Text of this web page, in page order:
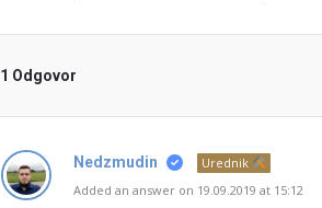
1 Odgovor
Nedzmudin
Urednik
Added an answer on 19.09.2019 at 15:12